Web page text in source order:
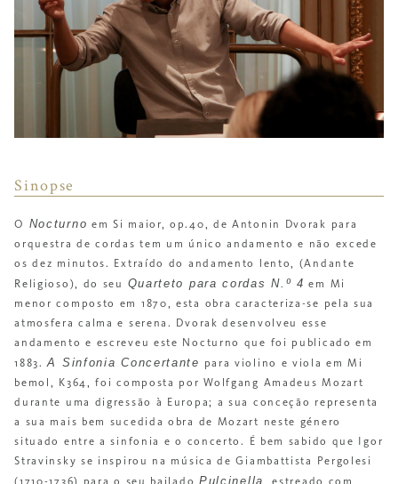
Sinopse
O Nocturno em Si maior, op.40, de Antonin Dvorak para
orquestra de cordas tem um único andamento e não excede
os dez minutos. Extraído do andamento lento, (Andante
Religioso), do seu Quarteto para cordas N.º 4 em Mi
menor composto em 1870, esta obra caracteriza-se pela sua
atmosfera calma e serena. Dvorak desenvolveu esse
andamento e escreveu este Nocturno que foi publicado em
1883.A Sinfonia Concertante
para violino e viola em Mi
bemol, K364, foi composta por Wolfgang Amadeus Mozart
durante uma digressão à Europa; a sua conceção representa
a sua mais bem sucedida obra de Mozart neste género
situado entre a sinfonia e o concerto. É bem sabido que Igor
Stravinsky se inspirou na música de Giambattista Pergolesi
(1710-1736) para o seu bailado Pulcinella
, estreado com